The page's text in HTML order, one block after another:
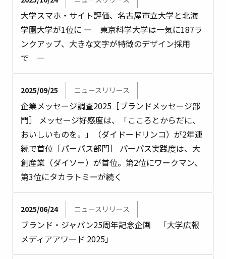
大学スマホ・サイト評価、名古屋市立大学と北海
学園大学が1位に — 東京科学大学は一気に187ラ
ンクアップ、大きな文字が特徴のデザイン採用
で —
2025/09/25 ニュースリリース
企業メッセージ調査2025［ブランドメッセージ部
門］ メッセージ好感度は、「こころとからだに、
おいしいものを。」（ダイドードリンコ）が2年連
続で首位［パーパス部門］ パーパス実践度は、大
創産業（ダイソー）が首位。第2位にワークマン、
第3位にタカラトミーが続く
2025/06/24 ニュースリリース
ブランド・ジャパン25周年記念企画 「大学広報
メディアアワード 2025」